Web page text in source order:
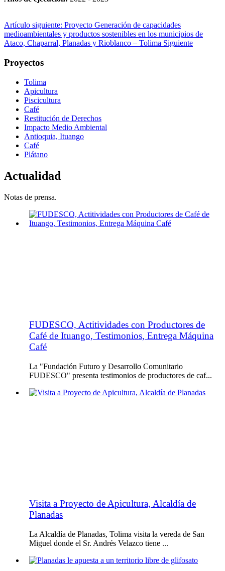
Artículo siguiente: Proyecto Generación de capacidades
medioambientales y productos sostenibles en los municipios de
Ataco, Chaparral, Planadas y Rioblanco – Tolima Siguiente
Proyectos
Tolima
Apicultura
Piscicultura
Café
Restitución de Derechos
Impacto Medio Ambiental
Antioquia, Ituango
Café
Plátano
Actualidad
Notas de prensa.
FUDESCO, Actitividades con Productores de
Café de Ituango, Testimonios, Entrega Máquina
Café
La "Fundación Futuro y Desarrollo Comunitario
FUDESCO" presenta testimonios de productores de caf...
Visita a Proyecto de Apicultura, Alcaldía de
Planadas
La Alcaldía de Planadas, Tolima visita la vereda de San
Miguel donde el Sr. Andrés Velazco tiene ...